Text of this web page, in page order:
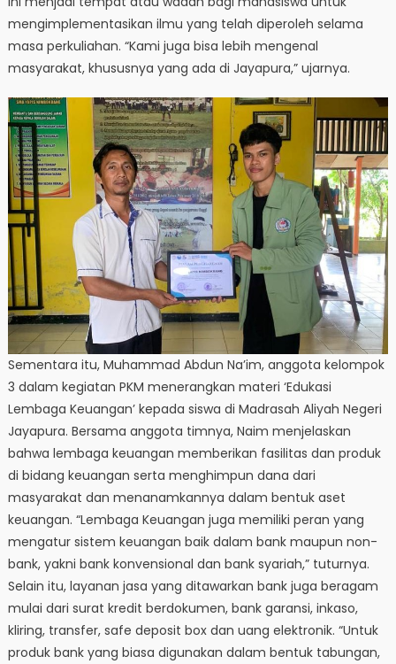
mengimplementasikan ilmu yang telah diperoleh selama
masa perkuliahan. “Kami juga bisa lebih mengenal
masyarakat, khususnya yang ada di Jayapura,” ujarnya.
Sementara itu, Muhammad Abdun Na’im, anggota kelompok
3 dalam kegiatan PKM menerangkan materi ‘Edukasi
Lembaga Keuangan’ kepada siswa di Madrasah Aliyah Negeri
Jayapura. Bersama anggota timnya, Naim menjelaskan
bahwa lembaga keuangan memberikan fasilitas dan produk
di bidang keuangan serta menghimpun dana dari
masyarakat dan menanamkannya dalam bentuk aset
keuangan. “Lembaga Keuangan juga memiliki peran yang
mengatur sistem keuangan baik dalam bank maupun non-
bank, yakni bank konvensional dan bank syariah,” tuturnya.
Selain itu, layanan jasa yang ditawarkan bank juga beragam
mulai dari surat kredit berdokumen, bank garansi, inkaso,
kliring, transfer, safe deposit box dan uang elektronik. “Untuk
produk bank yang biasa digunakan dalam bentuk tabungan,